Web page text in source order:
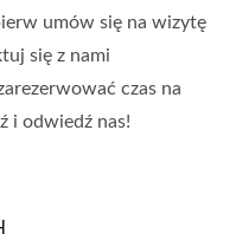
umów się na wizytę
się z nami
czas na
i odwiedź nas!